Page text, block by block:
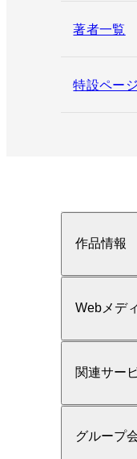
著者一覧
特設ペー
作品情報
Webメデ
関連サー
グループ